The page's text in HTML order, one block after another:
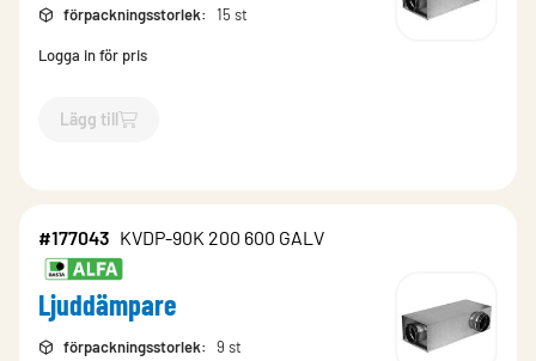
förpackningsstorlek: 15 st
Logga in för pris
Lägg till
`$Lägg till
#177043 KVDP-90K 200 600 GALV
Ljuddämpare
förpackningsstorlek: 9 st